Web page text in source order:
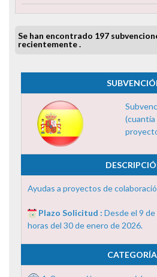
Se han encontrado 197
recientemente .
(cuantía
Ayudas a proyectos de
Plazo Solicitud : Desde el 9
horas del 30 de enero de 2026.